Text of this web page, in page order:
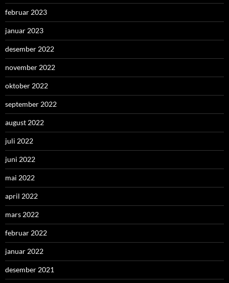
februar 2023
januar 2023
desember 2022
november 2022
oktober 2022
september 2022
august 2022
juli 2022
juni 2022
mai 2022
april 2022
mars 2022
februar 2022
januar 2022
desember 2021